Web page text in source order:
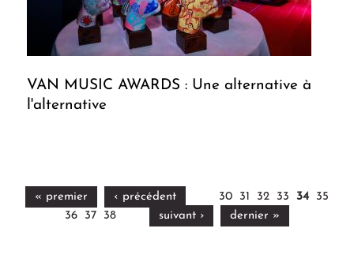
VAN MUSIC AWARDS : Une alternative à
l'alternative
« premier ‹ précédent 30 31 32 33 34
35
36
37 38 suivant › dernier »